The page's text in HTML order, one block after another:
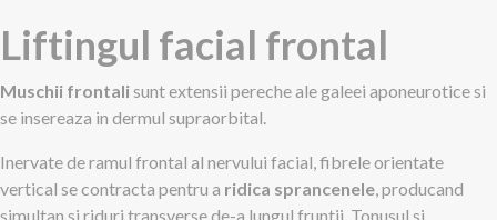
Liftingul facial frontal
Muschii frontalisunt extensii pereche ale galeei aponeurotice si
se insereaza in dermul supraorbital.
Inervate de ramul frontal al nervului facial, fibrele orientate
vertical se contracta pentru a ridica sprancenele, producand
simultan si riduri transverse de-a lungul fruntii. Tonusul si